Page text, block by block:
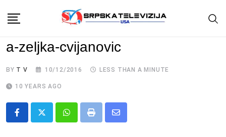
a-zeljka-cvijanovic
BY T V 10/12/2016 LESS THAN A MINUTE
10 YEARS AGO
Whatsapp
Print
Share